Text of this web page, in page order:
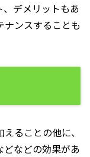
デメリットもあ
ナンスすることも
ることの他に、
などの効果があ